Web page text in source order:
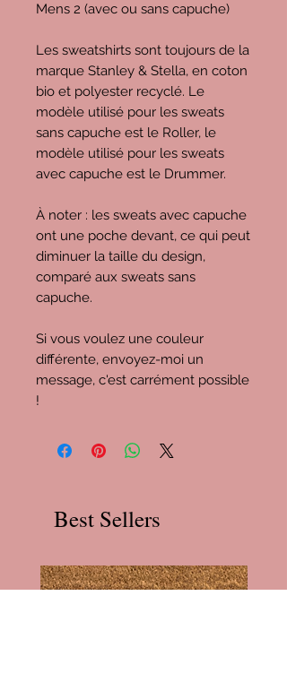
Mens 2 (avec ou sans capuche)
Les sweatshirts sont toujours de la
marque Stanley & Stella, en coton
bio et polyester recyclé. Le
modèle utilisé pour les sweats
sans capuche est le Roller, le
modèle utilisé pour les sweats
avec capuche est le Drummer.
À noter : les sweats avec capuche
ont une poche devant, ce qui peut
diminuer la taille du design,
comparé aux sweats sans
capuche.
Si vous voulez une couleur
différente, envoyez-moi un
message, c'est carrément possible
!
Best Sellers